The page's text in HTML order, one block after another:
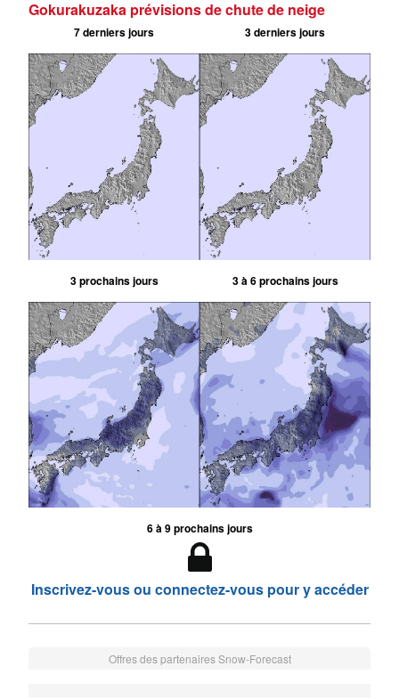
Gokurakuzaka prévisions de chute de neige
7 derniers jours 3 derniers jours
3 prochains jours 3 à 6 prochains jours
6 à 9 prochains jours
Inscrivez-vous ou connectez-vous pour y accéder
Offres des partenaires Snow-Forecast